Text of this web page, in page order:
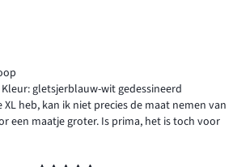
Kleur: gletsjerblauw-wit gedessineerd
XL heb, kan ik niet precies de maat nemen van
een maatje groter. Is prima, het is toch voor